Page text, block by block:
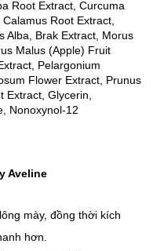
Root Extract, Curcuma
Root Extract,
Alba, Brak Extract, Morus
Malus (Apple) Fruit
Pelargonium
Flower Extract, Prunus
Extract, Glycerin,
Nonoxynol-12
Aveline
mày, đồng thời kích
hơn.